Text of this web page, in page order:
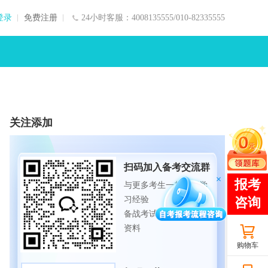
24小时客服：4008135555/010-82335555
录 免费注册
关注添加
扫码加入备考交流群
与更多考生一起交流学
习经验
备战考试，获取试题及
资料
购物车